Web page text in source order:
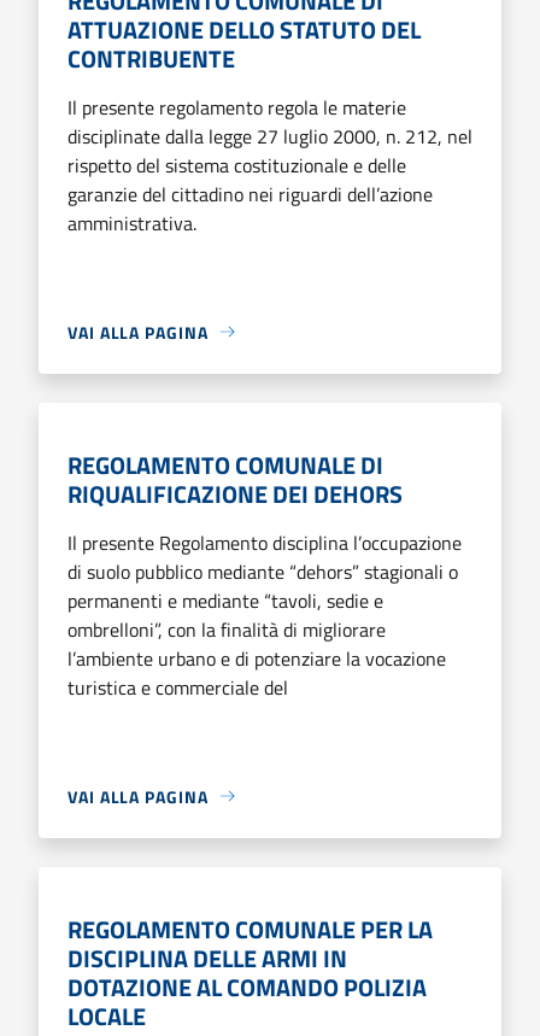
ATTUAZIONE DELLO STATUTO DEL
CONTRIBUENTE
Il presente regolamento regola le materie
disciplinate dalla legge 27 luglio 2000, n. 212, nel
rispetto del sistema costituzionale e delle
garanzie del cittadino nei riguardi dell’azione
amministrativa.
VAI ALLA PAGINA
REGOLAMENTO COMUNALE DI
RIQUALIFICAZIONE DEI DEHORS
Il presente Regolamento disciplina l’occupazione
di suolo pubblico mediante “dehors” stagionali o
permanenti e mediante “tavoli, sedie e
ombrelloni”, con la finalità di migliorare
l’ambiente urbano e di potenziare la vocazione
turistica e commerciale del
VAI ALLA PAGINA
REGOLAMENTO COMUNALE PER LA
DISCIPLINA DELLE ARMI IN
DOTAZIONE AL COMANDO POLIZIA
LOCALE